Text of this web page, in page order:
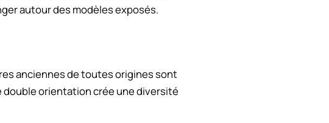
autour des modèles exposés.
anciennes de toutes origines sont
double orientation crée une diversité